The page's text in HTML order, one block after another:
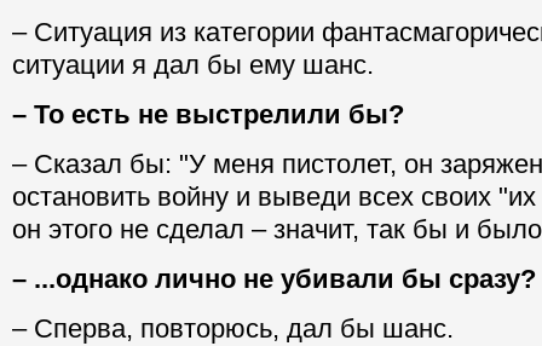
– Ситуация из категории
ситуации я дал бы ему шанс.
– То есть не выстрелили бы?
– Сказал бы: "У меня пистолет, он
остановить войну и выведи всех своих
он этого не сделал – значит, так бы и
– ...однако лично не убивали бы сразу?
– Сперва, повторюсь, дал бы шанс.